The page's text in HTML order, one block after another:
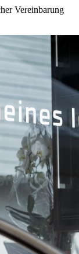
Vereinbarung